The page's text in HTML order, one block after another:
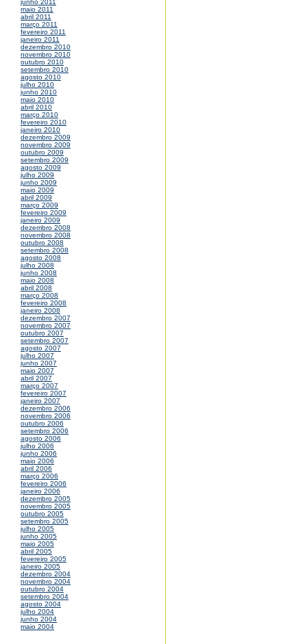
junho 2011
maio 2011
abril 2011
março 2011
fevereiro 2011
janeiro 2011
dezembro 2010
novembro 2010
outubro 2010
setembro 2010
agosto 2010
julho 2010
junho 2010
maio 2010
abril 2010
março 2010
fevereiro 2010
janeiro 2010
dezembro 2009
novembro 2009
outubro 2009
setembro 2009
agosto 2009
julho 2009
junho 2009
maio 2009
abril 2009
março 2009
fevereiro 2009
janeiro 2009
dezembro 2008
novembro 2008
outubro 2008
setembro 2008
agosto 2008
julho 2008
junho 2008
maio 2008
abril 2008
março 2008
fevereiro 2008
janeiro 2008
dezembro 2007
novembro 2007
outubro 2007
setembro 2007
agosto 2007
julho 2007
junho 2007
maio 2007
abril 2007
março 2007
fevereiro 2007
janeiro 2007
dezembro 2006
novembro 2006
outubro 2006
setembro 2006
agosto 2006
julho 2006
junho 2006
maio 2006
abril 2006
março 2006
fevereiro 2006
janeiro 2006
dezembro 2005
novembro 2005
outubro 2005
setembro 2005
julho 2005
junho 2005
maio 2005
abril 2005
fevereiro 2005
janeiro 2005
dezembro 2004
novembro 2004
outubro 2004
setembro 2004
agosto 2004
julho 2004
junho 2004
maio 2004